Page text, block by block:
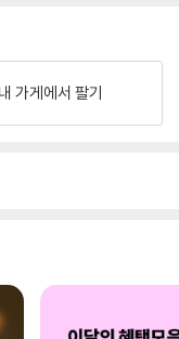
내 가게에서 팔기